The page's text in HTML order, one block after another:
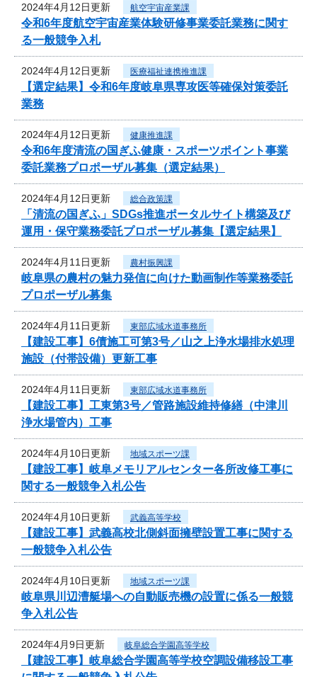
2024年4月12日更新 航空宇宙産業課
令和6年度航空宇宙産業体験研修事業委託業務に関す
る一般競争入札
2024年4月12日更新 医療福祉連携推進課
【選定結果】令和6年度岐阜県専攻医等確保対策委託
業務
2024年4月12日更新 健康推進課
令和6年度清流の国ぎふ健康・スポーツポイント事業
委託業務プロポーザル募集（選定結果）
2024年4月12日更新 総合政策課
「清流の国ぎふ」SDGs推進ポータルサイト構築及び
運用・保守業務委託プロポーザル募集【選定結果】
2024年4月11日更新 農村振興課
岐阜県の農村の魅力発信に向けた動画制作等業務委託
プロポーザル募集
2024年4月11日更新 東部広域水道事務所
【建設工事】6債施工可第3号／山之上浄水場排水処理
施設（付帯設備）更新工事
2024年4月11日更新 東部広域水道事務所
【建設工事】工東第3号／管路施設維持修繕（中津川
浄水場管内）工事
2024年4月10日更新 地域スポーツ課
【建設工事】岐阜メモリアルセンター各所改修工事に
関する一般競争入札公告
2024年4月10日更新 武義高等学校
【建設工事】武義高校北側斜面擁壁設置工事に関する
一般競争入札公告
2024年4月10日更新 地域スポーツ課
岐阜県川辺漕艇場への自動販売機の設置に係る一般競
争入札公告
2024年4月9日更新 岐阜総合学園高等学校
【建設工事】岐阜総合学園高等学校空調設備移設工事